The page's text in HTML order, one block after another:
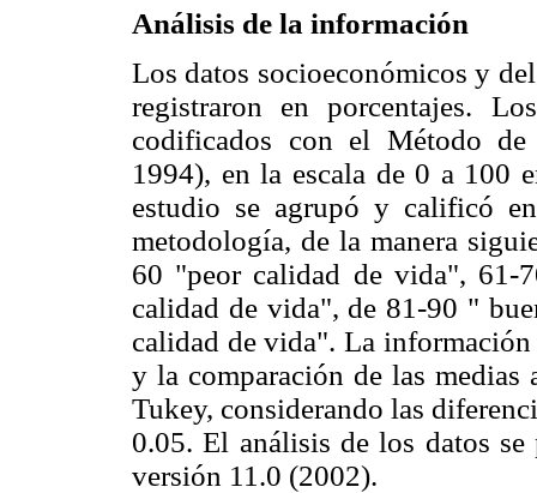
Análisis de la información
Los datos socioeconómicos y
registraron en porcentajes.
codificados con el Método
1994), en la escala de 0 a 100
estudio se agrupó y calificó
metodología, de la manera
60 "peor calidad de vida", 61-
calidad de vida", de 81-90 "
calidad de vida". La
y la comparación de las medias
Tukey, considerando las
0.05. El análisis de los datos se
versión 11.0 (2002).